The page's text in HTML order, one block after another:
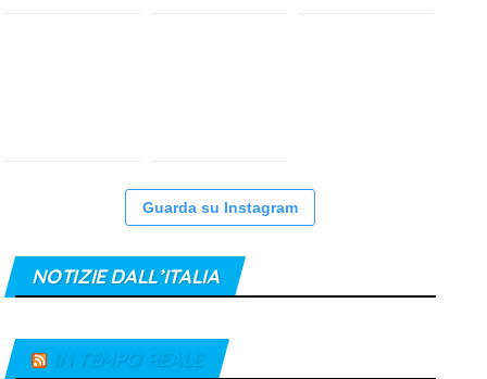
Guarda su Instagram
NOTIZIE DALL’ITALIA
IN TEMPO REALE